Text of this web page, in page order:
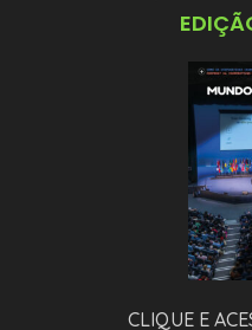
CLIQUE E